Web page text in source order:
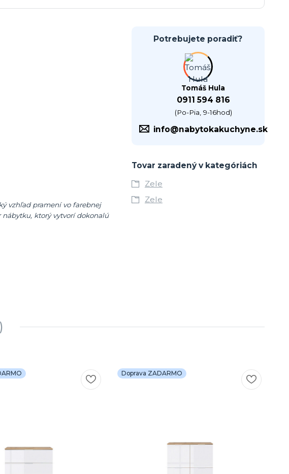
vzhľad pramení vo farebnej
ktorý vytvorí dokonalú
Potrebujete poradiť?
Tomáš Hula
0911 594 816
(Po-Pia, 9-16hod)
info@nabytokakuchyne.sk
Tovar zaradený v kategóriách
Zele
Zele
Doprava ZADARMO